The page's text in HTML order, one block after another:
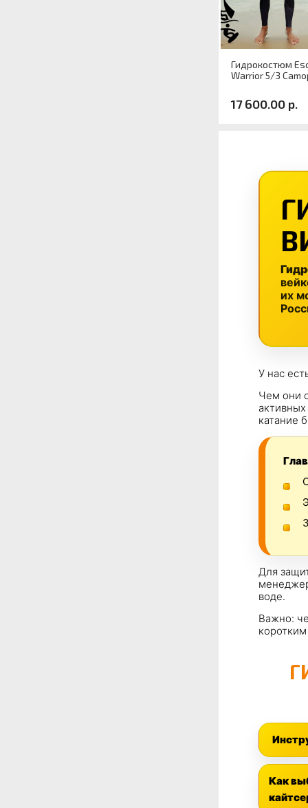
Гидрокостюм
Warrior 5/3
17 600.00 р.
их
У нас
Чем они
катание
Для
воде.
Важно:
Как